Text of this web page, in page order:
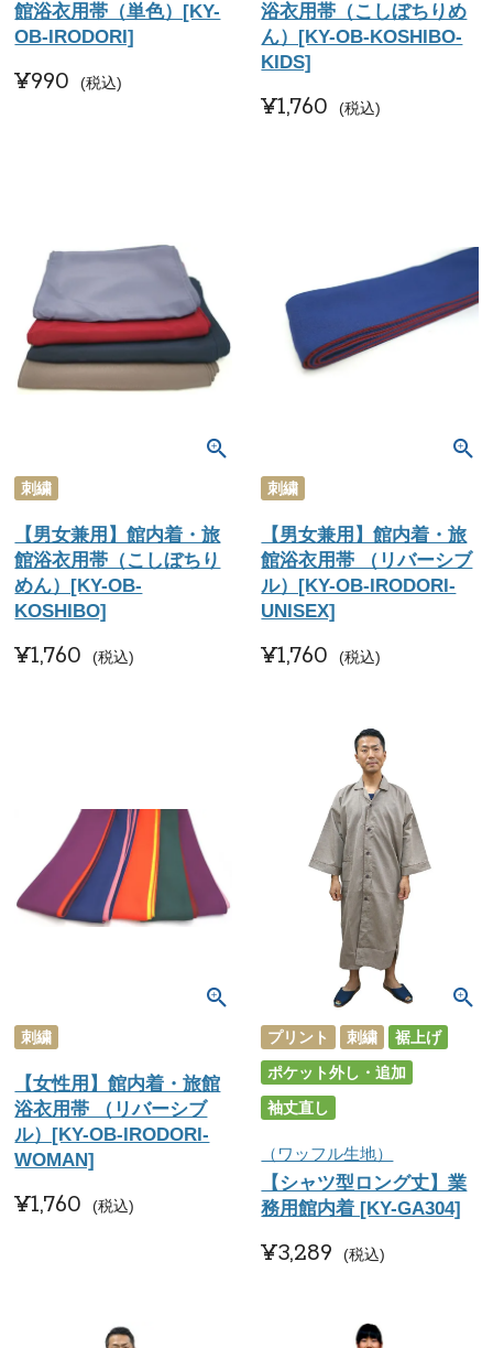
館浴衣用帯（単色）[KY-
OB-IRODORI]
¥990 税込
浴衣用帯（こしぼちりめ
ん）[KY-OB-KOSHIBO-
KIDS]
¥1,760 税込
刺繍
【男女兼用】館内着・旅
館浴衣用帯（こしぼちり
めん）[KY-OB-
KOSHIBO]
¥1,760 税込
刺繍
【男女兼用】館内着・旅
館浴衣用帯 （リバーシブ
ル）[KY-OB-IRODORI-
UNISEX]
¥1,760 税込
刺繍
【女性用】館内着・旅館
浴衣用帯 （リバーシブ
ル）[KY-OB-IRODORI-
WOMAN]
¥1,760 税込
プリント 刺繍
裾上げ
ポケット外し・追加
袖丈直し
（ワッフル生地）
【シャツ型ロング丈】業
務用館内着 [KY-GA304]
¥3,289 税込